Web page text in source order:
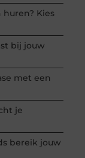
Kies
bij jouw
met een
je
bereik jouw